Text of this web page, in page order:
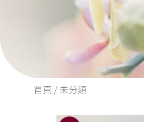
首頁 / 未分類